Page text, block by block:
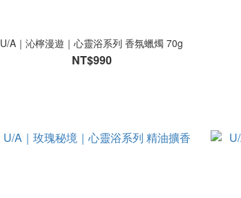
U/A｜沁檸漫遊｜心靈浴系列 香氛蠟燭 70g
NT$990